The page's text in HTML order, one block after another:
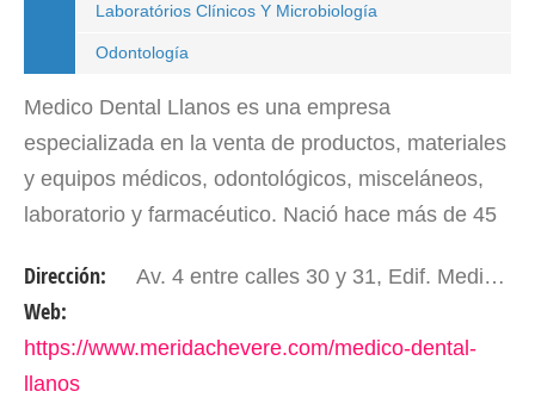
Laboratórios Clínicos Y Microbiología
Odontología
Medico Dental Llanos es una empresa
especializada en la venta de productos, materiales
y equipos médicos, odontológicos, misceláneos,
laboratorio y farmacéutico. Nació hace más de 45
instrumental…
Dirección: Av. 4 entre calles 30 y 31, Edif. Medico Dental Llanos, Piso P.B local P.B.; al lado de rico pollo. Mérida-Edo. Mérida, Venezuela
Web:
https://www.meridachevere.com/medico-dental-
llanos